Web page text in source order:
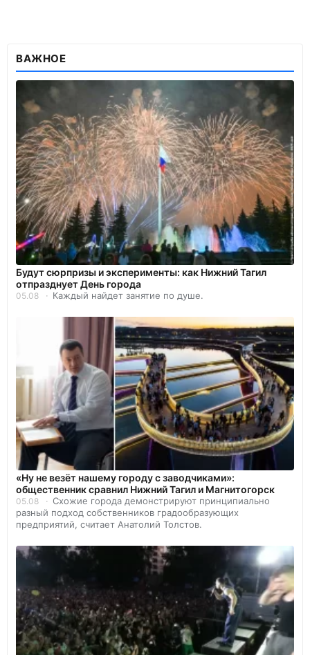
ВАЖНОЕ
Будут сюрпризы и эксперименты: как Нижний Тагил
отпразднует День города
05.08 Каждый найдет занятие по душе.
«Ну не везёт нашему городу с заводчиками»:
общественник сравнил Нижний Тагил и Магнитогорск
05.08
Схожие города демонстрируют принципиально
разный подход собственников градообразующих
предприятий, считает Анатолий Толстов.